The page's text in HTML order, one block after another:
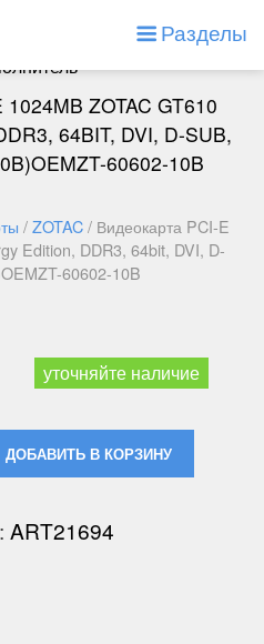
Разделы
ZOTAC GT610
64BIT, DVI, D-SUB,
60602-10B
/ZOTAC/ Видеокарта PCI-E
Edition, DDR3, 64bit, DVI, D-
60602-10B
уточняйте наличие
ДОБАВИТЬ В КОРЗИНУ
ART21694